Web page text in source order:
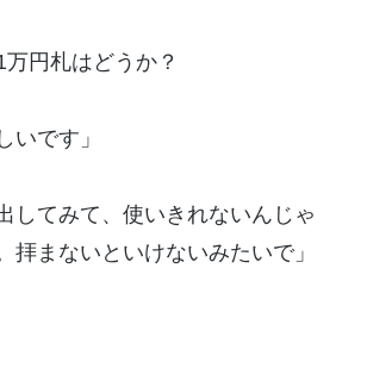
円札はどうか？
いです」
してみて、使いきれないんじゃ
拝まないといけないみたいで」